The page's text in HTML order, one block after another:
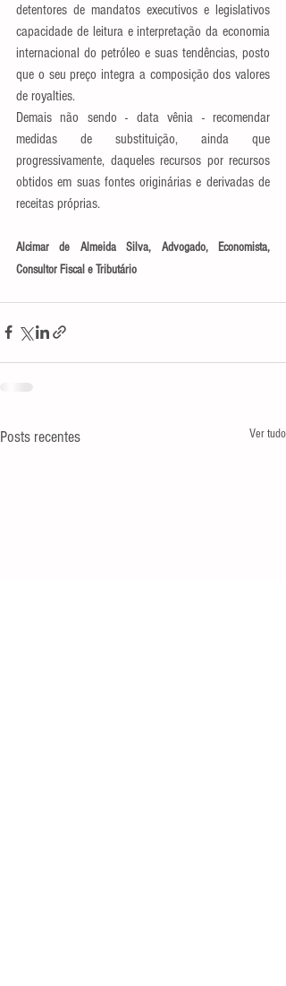
detentores de mandatos executivos e legislativos
capacidade de leitura e interpretação da economia
internacional do petróleo e suas tendências, posto
que o seu preço integra a composição dos valores
de royalties.
Demais não sendo - data vênia - recomendar
medidas de substituição, ainda que
progressivamente, daqueles recursos por recursos
obtidos em suas fontes originárias e derivadas de
receitas próprias.
Alcimar de Almeida Silva, Advogado, Economista,
Consultor Fiscal e Tributário
Posts recentes Ver tudo